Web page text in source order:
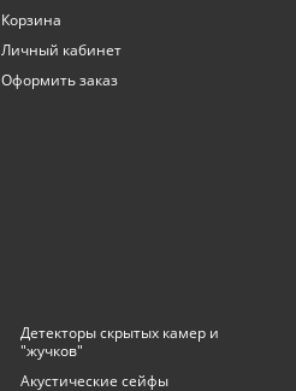
Корзина
Личный кабинет
Оформить заказ
Детекторы скрытых камер и
"жучков"
Акустические сейфы